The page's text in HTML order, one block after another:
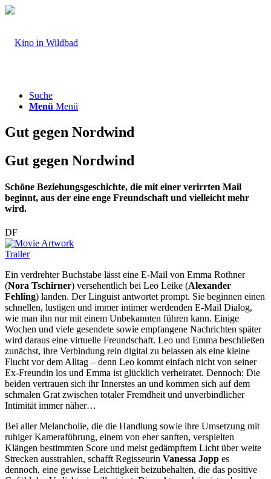
Suche
Menü Menü
Gut gegen Nordwind
Gut gegen Nordwind
Schöne Beziehungsgeschichte, die mit einer verirrten Mail
beginnt, aus der eine enge Freundschaft und vielleicht mehr
wird.
DF
Trailer
Ein verdrehter Buchstabe lässt eine E-Mail von Emma Rothner
(Nora Tschirner) versehentlich bei Leo Leike (Alexander
Fehling) landen. Der Linguist antwortet prompt. Sie beginnen einen
schnellen, lustigen und immer intimer werdenden E-Mail Dialog,
wie man ihn nur mit einem Unbekannten führen kann. Einige
Wochen und viele gesendete sowie empfangene Nachrichten später
wird daraus eine virtuelle Freundschaft. Leo und Emma beschließen
zunächst, ihre Verbindung rein digital zu belassen als eine kleine
Flucht vor dem Alltag – denn Leo kommt einfach nicht von seiner
Ex-Freundin los und Emma ist glücklich verheiratet. Dennoch: Die
beiden vertrauen sich ihr Innerstes an und kommen sich auf dem
schmalen Grat zwischen totaler Fremdheit und unverbindlicher
Intimität immer näher…
Bei aller Melancholie, die die Handlung sowie ihre Umsetzung mit
ruhiger Kameraführung, einem von eher sanften, verspielten
Klängen bestimmten Score und meist gedämpftem Licht über weite
Strecken ausstrahlen, schafft Regisseurin Vanessa Jopp es
dennoch, eine gewisse Leichtigkeit beizubehalten, die das positive